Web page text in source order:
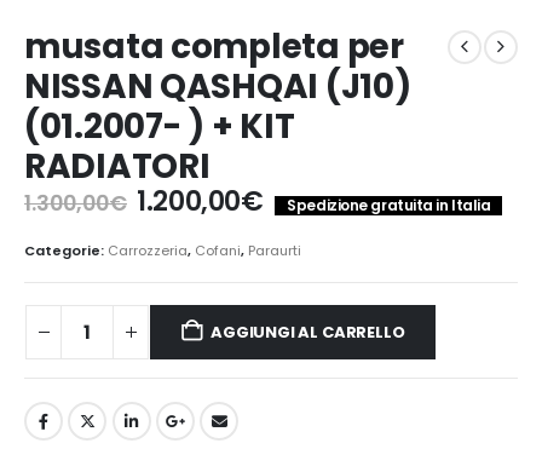
musata completa per
NISSAN QASHQAI (J10)
(01.2007- ) + KIT
RADIATORI
1.300,00€ Il
prezzo
originale
era:
1.300,00€.
1.200,00€Il
prezzo
attuale
è:
1.200,00€.
Spedizione gratuita in Italia
Categorie: Carrozzeria, Cofani, Paraurti
AGGIUNGI AL CARRELLO